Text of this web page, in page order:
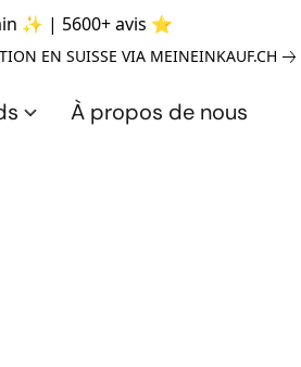
✨ | 5600+ avis ⭐
EN SUISSE VIA MEINEINKAUF.CH
À propos de nous